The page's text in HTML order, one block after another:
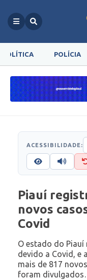
POLÍTICA POLÍCIA
ACESSIBILIDADE:
Piauí
novos
Covid
O estado do
devido a Covid, e
mais de 817
foram